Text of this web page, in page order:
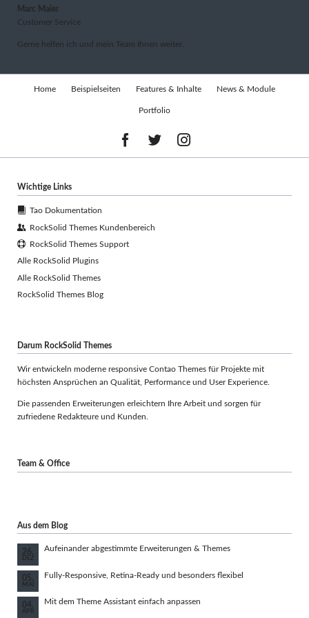
Marc Maier
Customer Service
Gerne helfen ich und mein Team Ihnen weiter.
Home Beispielseiten Features & Inhalte News & Module
Portfolio
Wichtige Links
Tao Dokumentation
RockSolid Themes Kundenbereich
RockSolid Themes Support
Alle RockSolid Plugins
Alle RockSolid Themes
RockSolid Themes Blog
Darum RockSolid Themes
Wir entwickeln moderne responsive Contao Themes für Projekte mit
höchsten Ansprüchen an Qualität, Performance und User Experience.
Die passenden Erweiterungen erleichtern Ihre Arbeit und sorgen für
zufriedene Redakteure und Kunden.
Team & Office
Aus dem Blog
26.
DEZ
Aufeinander abgestimmte Erweiterungen & Themes
05.
MAI
Fully-Responsive, Retina-Ready und besonders flexibel
04.
APR
Mit dem Theme Assistant einfach anpassen